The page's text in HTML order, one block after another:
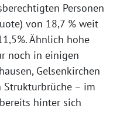
Personen
von 18,7 % weit
Ähnlich hohe
noch in einigen
Gelsenkirchen
Strukturbrüche – im
hinter sich